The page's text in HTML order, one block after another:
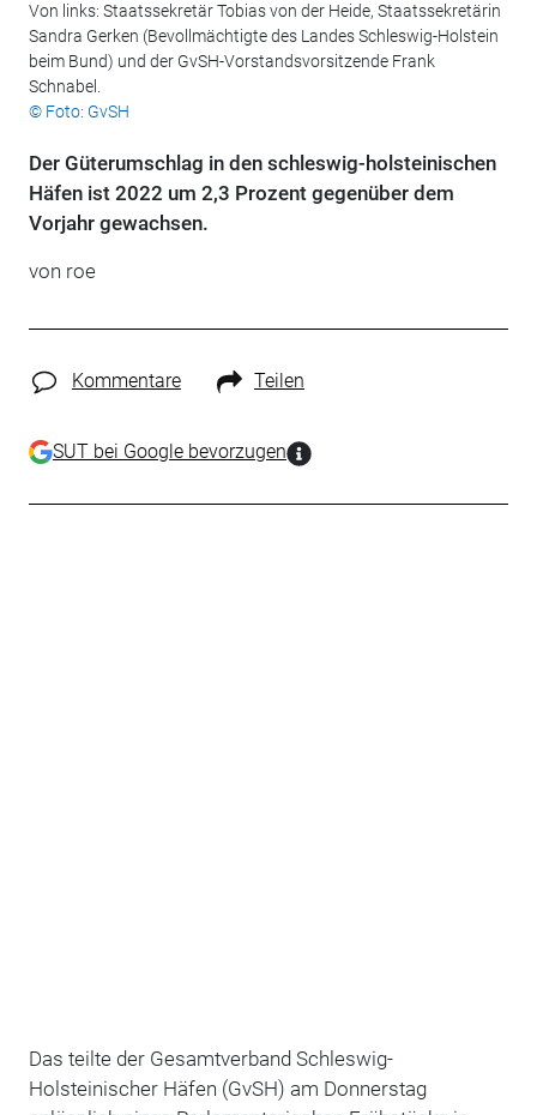
Von links: Staatssekretär Tobias von der Heide, Staatssekretärin
Sandra Gerken (Bevollmächtigte des Landes Schleswig-Holstein
beim Bund) und der GvSH-Vorstandsvorsitzende Frank
Schnabel.
© Foto: GvSH
Der Güterumschlag in den schleswig-holsteinischen
Häfen ist 2022 um 2,3 Prozent gegenüber dem
Vorjahr gewachsen.
von roe
Kommentare Teilen
SUT bei Google bevorzugen
Das teilte der Gesamtverband Schleswig-
Holsteinischer Häfen (GvSH) am Donnerstag